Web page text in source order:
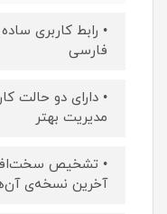
• رابط کاربری
فارسی
• دارای دو حالت
مدیریت بهتر
• تشخیص
آخرین نسخه‌ی